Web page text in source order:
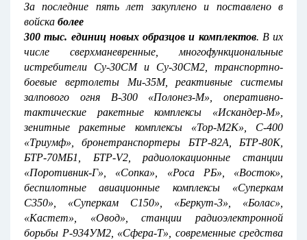
За последние пять лет закуплено и поставлено в
войска более
300 тыс. единиц новых образцов и комплектов. В их
числе сверхманевренные, многофункциональные
истребители Су-30СМ и Су-30СМ2, транспортно-
боевые вертолеты Ми-35М, реактивные системы
залпового огня В-300 «Полонез-М», оперативно-
тактические ракетные комплексы «Искандер-М»,
зенитные ракетные комплексы «Тор-М2К», С-400
«Триумф», бронетранспортеры БТР-82А, БТР-80К,
БТР-70МБ1, БТР-V2, радиолокационные станции
«Поротивник-Г», «Сопка», «Роса РБ», «Восток»,
беспилотные авиационные комплексы «Суперкам
С350», «Суперкам С150», «Беркут-3», «Болас»,
«Кастет», «Овод», станции радиоэлектронной
борьбы Р-934УМ2, «Сфера-Т», современные средства